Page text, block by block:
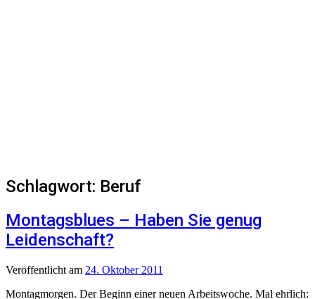
Schlagwort: Beruf
Montagsblues – Haben Sie genug
Leidenschaft?
Veröffentlicht am 24. Oktober 2011
Montagmorgen. Der Beginn einer neuen Arbeitswoche. Mal ehrlich: